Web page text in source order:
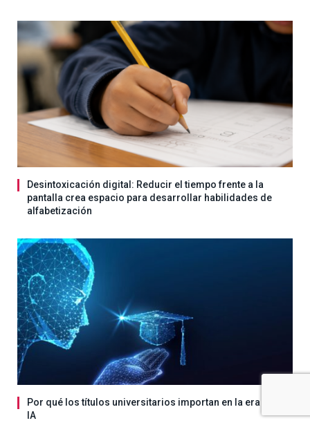
Desintoxicación digital: Reducir el tiempo frente a la
pantalla crea espacio para desarrollar habilidades de
alfabetización
Por qué los títulos universitarios importan en la era de la
IA